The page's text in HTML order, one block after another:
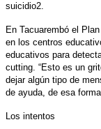
suicidio2.
En Tacuarembó el
en los centros
educativos para
cutting. “Esto es un
dejar algún tipo de
de ayuda, de esa
Los intentos